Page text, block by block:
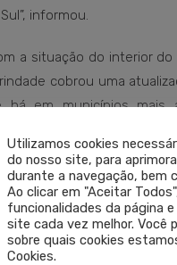
informou.
a situação do interior
cobrou uma
em municípios
de dimensionamento,
parte dos médicos”,
Utilizamos cookies
do nosso site, para
durante a navegação, bem
Ao clicar em "Aceitar
funcionalidades da página
site cada vez melhor. Você
sobre quais cookies
Cookies.